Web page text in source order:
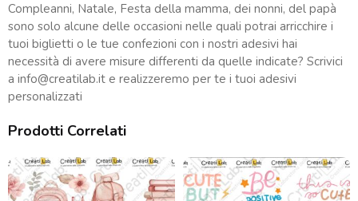
Compleanni, Natale, Festa della mamma, dei nonni, del papà
sono solo alcune delle occasioni nelle quali potrai arricchire i
tuoi biglietti o le tue confezioni con i nostri adesivi hai
necessità di avere misure differenti da quelle indicate? Scrivici
a info@creatilab.it e realizzeremo per te i tuoi adesivi
personalizzati
Prodotti Correlati